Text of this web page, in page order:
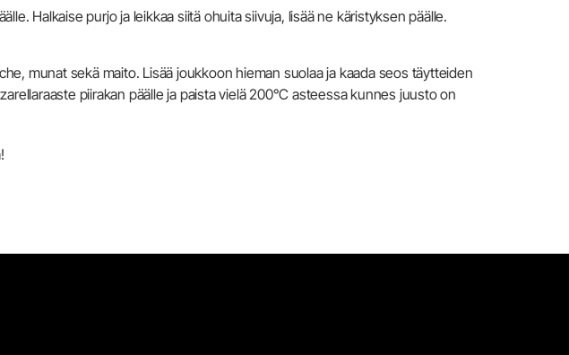
Halkaise purjo ja leikkaa siitä ohuita siivuja, lisää ne käristyksen päälle.
munat sekä maito. Lisää joukkoon hieman suolaa ja kaada seos täytteiden
piirakan päälle ja paista vielä 200°C asteessa kunnes juusto on